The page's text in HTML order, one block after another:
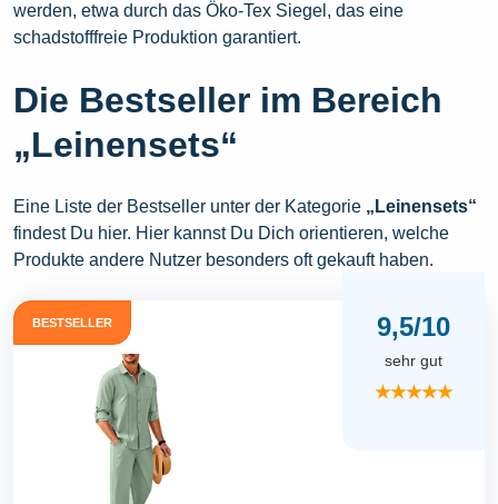
werden, etwa durch das Öko-Tex Siegel, das eine
schadstofffreie Produktion garantiert.
Die Bestseller im Bereich
„Leinensets“
Eine Liste der Bestseller unter der Kategorie „Leinensets“
findest Du hier. Hier kannst Du Dich orientieren, welche
Produkte andere Nutzer besonders oft gekauft haben.
BESTSELLER 9,5/10
sehr gut
★★★★★